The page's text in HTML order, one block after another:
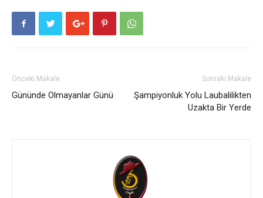
Önceki Makale
Gününde Olmayanlar Günü
Sonraki Makale
Şampiyonluk Yolu Laubalilikten
Uzakta Bir Yerde